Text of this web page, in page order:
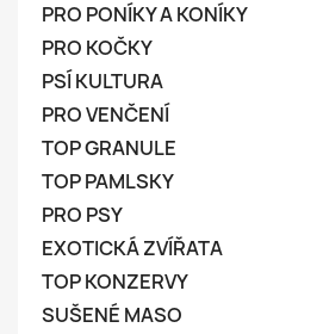
PRO PONÍKY A KONÍKY
PRO KOČKY
PSÍ KULTURA
PRO VENČENÍ
TOP GRANULE
TOP PAMLSKY
PRO PSY
EXOTICKÁ ZVÍŘATA
TOP KONZERVY
SUŠENÉ MASO